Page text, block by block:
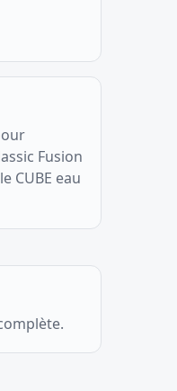
Fusion
CUBE eau